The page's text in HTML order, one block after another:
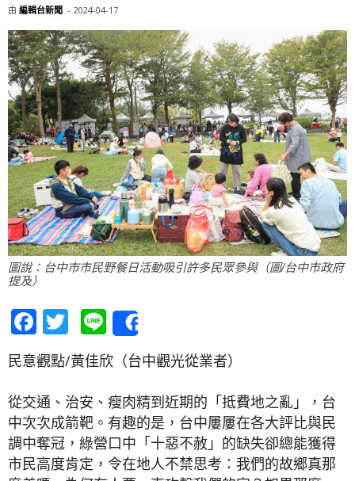
由 編輯台新聞 - 2024-04-17
圖說：台中市市民野餐日活動吸引許多民眾參與（圖/台中市政府
提及）
Facebook
Twitter
Line
民意觀點/黃佳欣（台中觀光從業者）
從交通、治安、瘦肉精到近期的「抵費地之亂」，台
中次次成箭靶。有趣的是，台中屢屢在各大評比與民
調中奪冠，綠營口中「十惡不赦」的缺失卻總能獲得
市民高度肯定，令在地人不禁思考：我們的故鄉真那